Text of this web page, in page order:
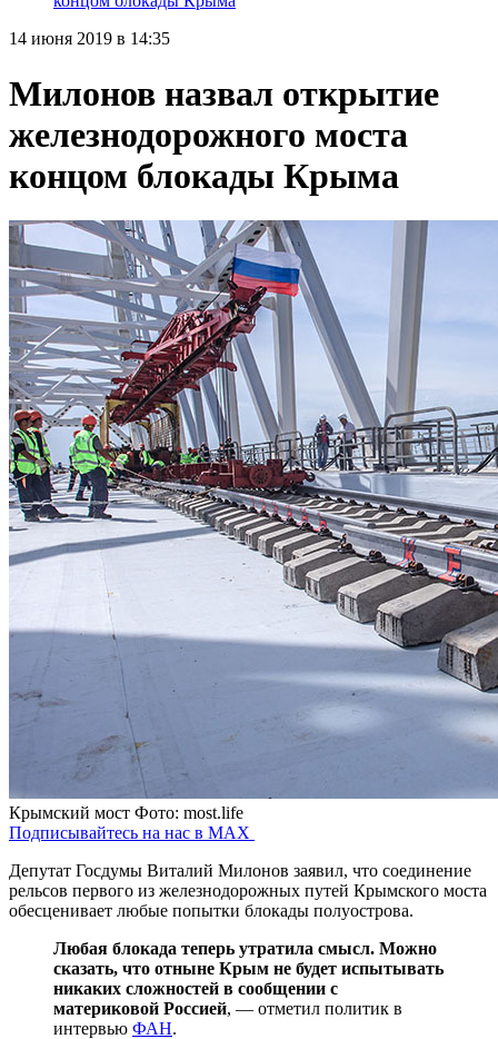
14 июня 2019 в 14:35
Милонов назвал открытие
железнодорожного моста
концом блокады Крыма
Крымский мост Фото: most.life
Подписывайтесь на нас в MAX
Депутат Госдумы Виталий Милонов заявил, что соединение
рельсов первого из железнодорожных путей Крымского моста
обесценивает любые попытки блокады полуострова.
Любая блокада теперь утратила смысл. Можно
сказать, что отныне Крым не будет испытывать
никаких сложностей в сообщении с
материковой Россией, — отметил политик в
интервью ФАН.